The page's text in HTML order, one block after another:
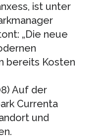
ist unter
„Die neue
bereits Kosten
Auf der
Currenta
und